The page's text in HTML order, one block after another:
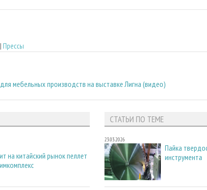
| Прессы
мебельных производств на выставке Лигна (видео)
на китайский рынок пеллет
СТАТЬИ ПО ТЕМЕ
23.03.2026
Пайка
инструмента